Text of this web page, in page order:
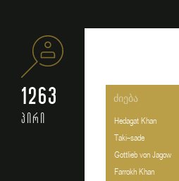
1263
პირი
Hedagat Khan
Taki-sade
Gottlieb von Jagow
Farrokh Khan